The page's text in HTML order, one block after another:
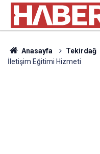
Anasayfa Tekirdağ
İletişim Eğitimi Hizmeti